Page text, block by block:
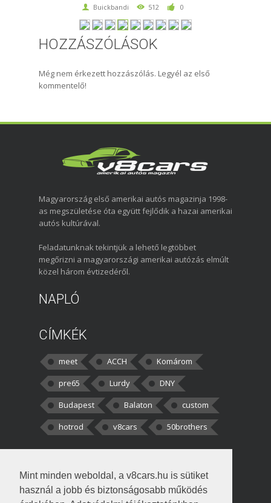
Mint minden weboldal, a v8cars.hu is sütiket
használ a jobb és biztonságosabb működés
Buickbandi 512 0
HOZZÁSZÓLÁSOK
Még nem érkezett hozzászólás. Legyél az első
kommentelő!
Magyarország első amerikai autós magazinja 1998-
as megszületése óta együtt fejlődik a hazai amerikai
autós kultúrával.
Feladatunknak tekintjük a lehető legtöbbet
megőrizni a magyarországi amerikai autózás elmúlt
közel három évtizedéről.
NAPLÓ
CÍMKÉK
meet ACCH
Komárom
pre65
Lurdy
DNY
Budapest
Balaton
custom
hotrod
v8cars 50brothers
kortisz:Elszúrtam! Én csak két
darabbaal számoltam. Nem tudtam, hogy fél autót,